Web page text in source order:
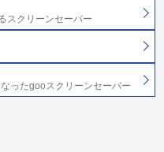
スクリーンセーバー
ったgooスクリーンセーバー